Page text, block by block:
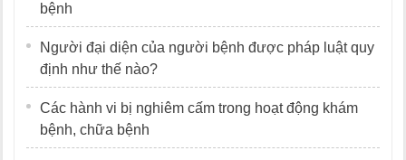
bệnh
Người đại diện của người bệnh được pháp luật quy
định như thế nào?
Các hành vi bị nghiêm cấm trong hoạt động khám
bệnh, chữa bệnh